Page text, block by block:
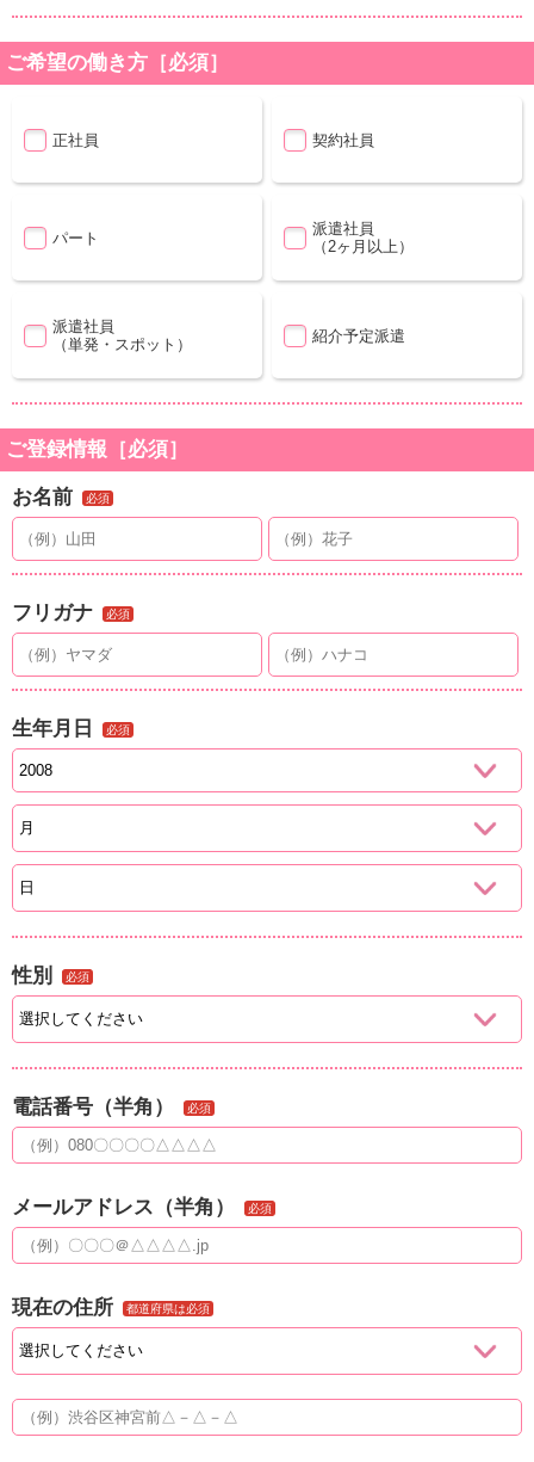
ご希望の働き方［必須］
正社員 契約社員
パート
派遣社員
（2ヶ月以上）
派遣社員
（単発・スポット）
紹介予定派遣
ご登録情報［必須］
お名前 必須
フリガナ 必須
生年月日 必須
性別 必須
電話番号（半角） 必須
メールアドレス（半角） 必須
現在の住所 都道府県は必須